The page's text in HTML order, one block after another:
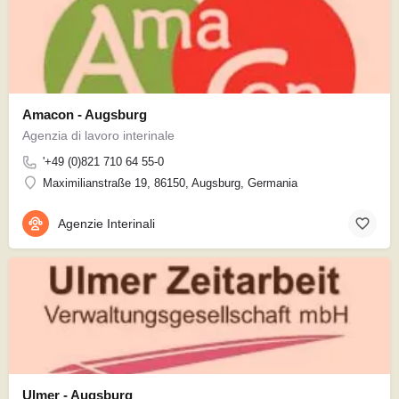
Amacon - Augsburg
Agenzia di lavoro interinale
'+49 (0)821 710 64 55-0
Maximilianstraße 19, 86150, Augsburg, Germania
Agenzie Interinali
Ulmer - Augsburg